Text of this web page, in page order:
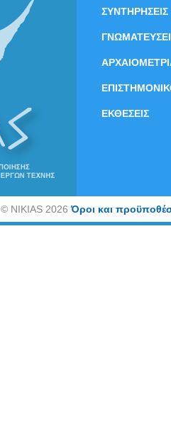
ΣΥΝΤΗΡΗΣΕΙΣ
ΕΚΘΕΣΕΙΣ
©NIKIAS 2026Όροι και